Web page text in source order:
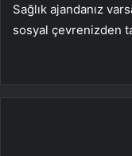
Sağlık ajandanız
sosyal çevrenizden